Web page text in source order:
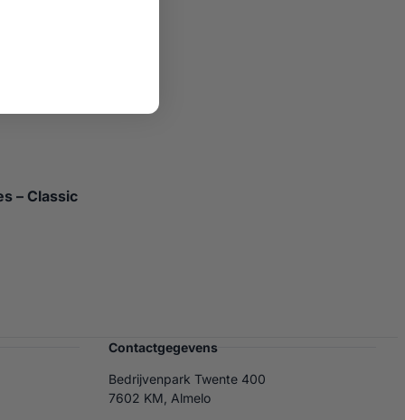
– Classic
Contactgegevens
Bedrijvenpark Twente 400
7602 KM, Almelo